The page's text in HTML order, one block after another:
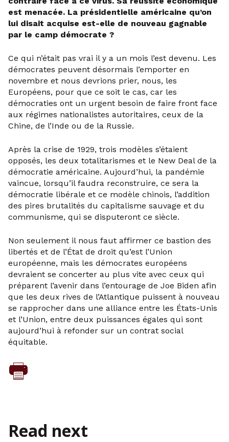
est menacée. La présidentielle américaine qu’on
lui disait acquise est-elle de nouveau gagnable
par le camp démocrate ?
Ce qui n’était pas vrai il y a un mois l’est devenu. Les
démocrates peuvent désormais l’emporter en
novembre et nous devrions prier, nous, les
Européens, pour que ce soit le cas, car les
démocraties ont un urgent besoin de faire front face
aux régimes nationalistes autoritaires, ceux de la
Chine, de l’Inde ou de la Russie.
Après la crise de 1929, trois modèles s’étaient
opposés, les deux totalitarismes et le New Deal de la
démocratie américaine. Aujourd’hui, la pandémie
vaincue, lorsqu’il faudra reconstruire, ce sera la
démocratie libérale et ce modèle chinois, l’addition
des pires brutalités du capitalisme sauvage et du
communisme, qui se disputeront ce siècle.
Non seulement il nous faut affirmer ce bastion des
libertés et de l’État de droit qu’est l’Union
européenne, mais les démocrates européens
devraient se concerter au plus vite avec ceux qui
préparent l’avenir dans l’entourage de Joe Biden afin
que les deux rives de l’Atlantique puissent à nouveau
se rapprocher dans une alliance entre les États-Unis
et l’Union, entre deux puissances égales qui sont
aujourd’hui à refonder sur un contrat social
équitable.
Read next